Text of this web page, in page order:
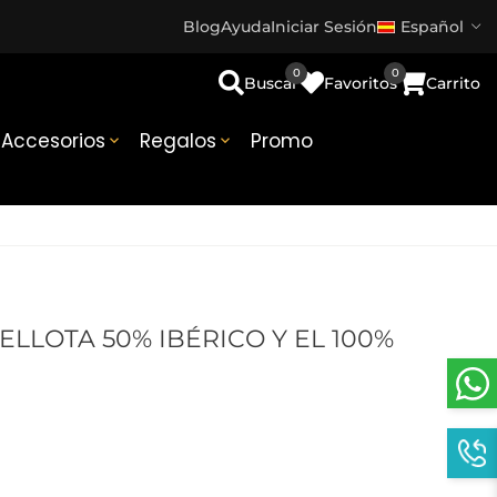
BlogAyudaIniciar Sesión Español
Accesorios  Regalos  Promo
Buscar Favoritos
0
Carrito
0
50% IBÉRICO Y EL 100%